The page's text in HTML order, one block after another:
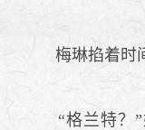
梅琳掐着时
“格兰特？”